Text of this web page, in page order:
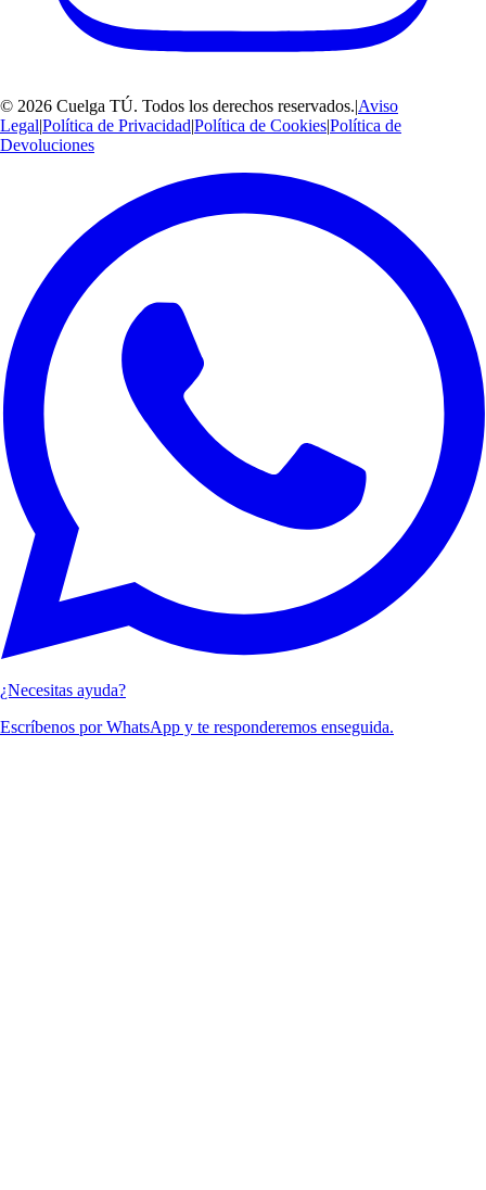
© 2026 Cuelga TÚ . Todos los derechos reservados. |Aviso
Legal|Política de Privacidad|Política de Cookies|Política de
Devoluciones
¿Necesitas ayuda?
Escríbenos por WhatsApp y te responderemos enseguida.